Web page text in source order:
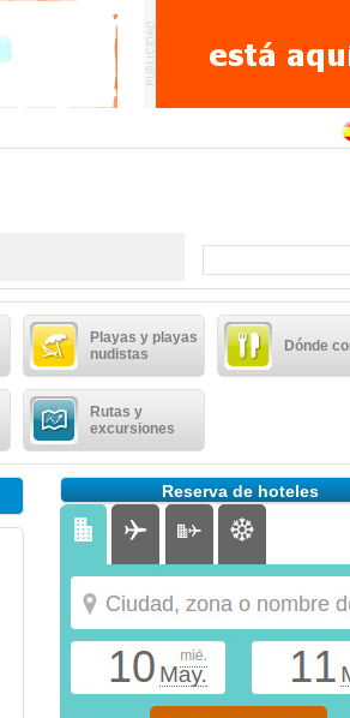
Playas y playas
nudistas
Dónde
Rutas y
excursiones
Reserva de hoteles